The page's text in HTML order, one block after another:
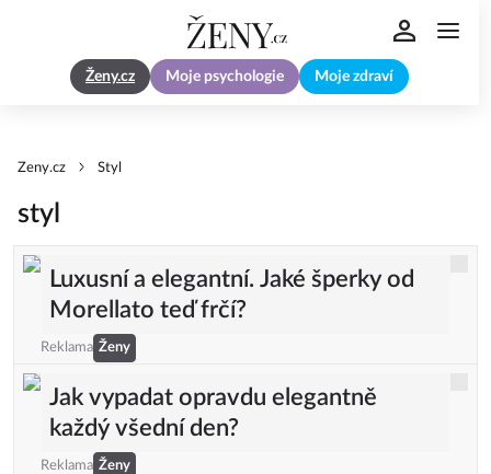
Ženy.cz Moje psychologie Moje zdraví
Zeny.cz Styl
styl
Luxusní a elegantní. Jaké šperky od
Morellato teď frčí?
Reklama Ženy
Jak vypadat opravdu elegantně
každý všední den?
Reklama Ženy